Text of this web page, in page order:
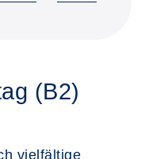
(B2)
vielfältige